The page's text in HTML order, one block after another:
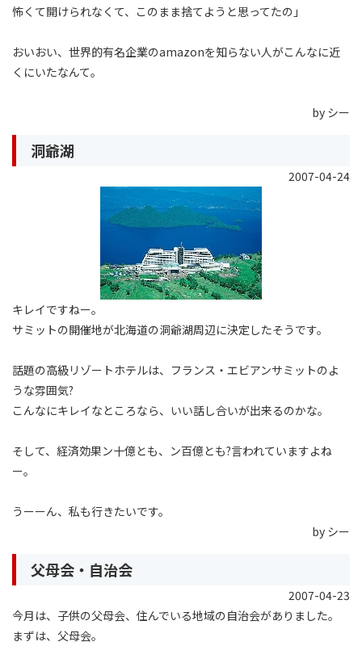
怖くて開けられなくて、このまま捨てようと思ってたの」
おいおい、世界的有名企業のamazonを知らない人がこんなに近
くにいたなんて。
by シー
洞爺湖
2007-04-24
キレイですねー。
サミットの開催地が北海道の洞爺湖周辺に決定したそうです。
話題の高級リゾートホテルは、フランス・エビアンサミットのよ
うな雰囲気?
こんなにキレイなところなら、いい話し合いが出来るのかな。
そして、経済効果ン十億とも、ン百億とも?言われていますよね
ー。
うーーん、私も行きたいです。
by シー
父母会・自治会
2007-04-23
今月は、子供の父母会、住んでいる地域の自治会がありました。
まずは、父母会。